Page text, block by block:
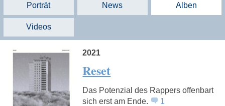
Porträt News Alben
Videos
2021
Reset
Das Potenzial des Rappers offenbart
sich erst am Ende.
1